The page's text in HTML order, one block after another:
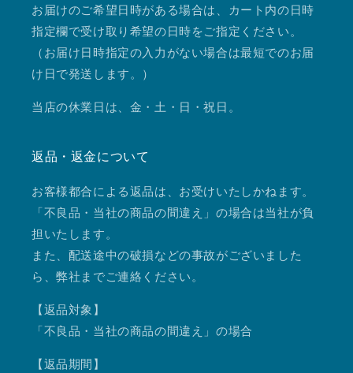
お届けのご希望日時がある場合は、カート内の日時
指定欄で受け取り希望の日時をご指定ください。
（お届け日時指定の入力がない場合は最短でのお届
け日で発送します。）
当店の休業日は、金・土・日・祝日。
返品・返金について
お客様都合による返品は、お受けいたしかねます。
「不良品・当社の商品の間違え」の場合は当社が負
担いたします。
また、配送途中の破損などの事故がございました
ら、弊社までご連絡ください。
【返品対象】
「不良品・当社の商品の間違え」の場合
【返品期間】